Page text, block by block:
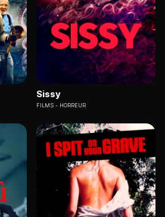
Sissy
FILMS HORREUR